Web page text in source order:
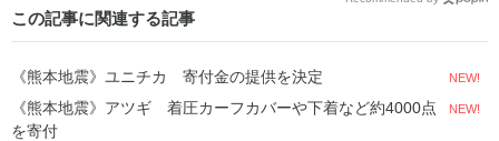
この記事に関連する記事
《熊本地震》ユニチカ 寄付金の提供を決定 NEW!
《熊本地震》アツギ 着圧カーフカバーや下着など約4000点
を寄付
NEW!